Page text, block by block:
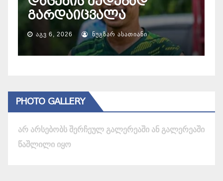
ითამაშა
ᲐᲒᲕ 7, 2026 ᲜᲣᲒᲖᲐᲠ ᲐᲡᲐᲗᲘᲐᲜᲘ
PHOTO GALLERY
არ არსებობს შერჩეულ გალერეაში ან გალერეაში
წაშლილი იყო